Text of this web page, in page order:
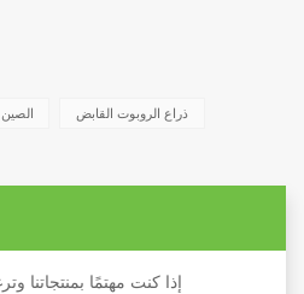
ذراع الروبوت القابض
إذا كنت مهتمًا